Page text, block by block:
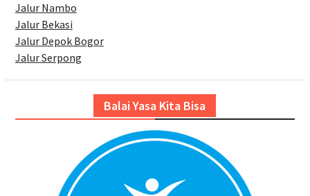
Jalur Nambo
Jalur Bekasi
Jalur Depok Bogor
Jalur Serpong
Balai Yasa Kita Bisa